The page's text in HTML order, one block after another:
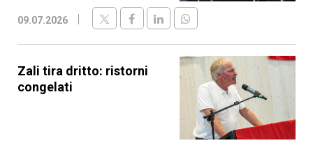
09.07.2026
Zali tira dritto: ristorni
congelati